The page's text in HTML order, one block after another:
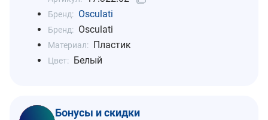
Бренд: Osculati
Бренд: Osculati
Материал: Пластик
Цвет: Белый
Бонусы и скидки